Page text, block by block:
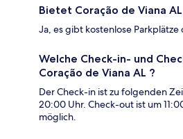
Bietet Coração de Viana
Ja, es gibt kostenlose Parkplätze
Welche Check-in- und
Coração de Viana AL ?
Der Check-in ist zu folgenden
20:00 Uhr. Check-out ist um
möglich.